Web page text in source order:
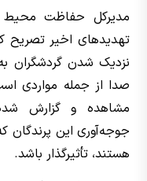
مدیرکل حفاظت
تهدیدهای اخیر تصریح
نزدیک شدن گردشگران
صدا از جمله مواردی
مشاهده و گزارش
جوجه‌آوری این پرندگان
هستند، تأثیرگذار باشد.